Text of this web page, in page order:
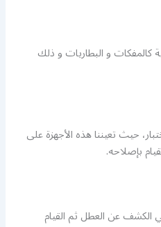
كالمفكات و البطاريات و ذلك
حيث تعيننا هذه الأجهزة على
بإصلاحه.
الكشف عن العطل ثم القيام